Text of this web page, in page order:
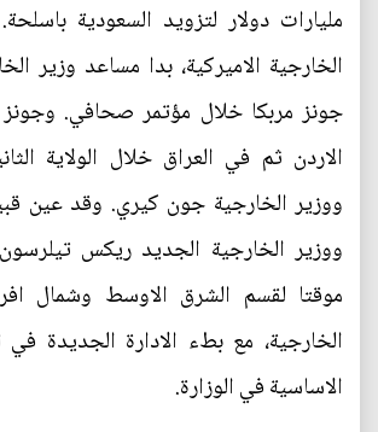
مليارات دولار لتزويد السعودية
الخارجية الاميركية، بدا مساعد وزير
جونز مربكا خلال مؤتمر صحافي.
الاردن ثم في العراق خلال الولاية
ووزير الخارجية جون كيري. وقد عين
ووزير الخارجية الجديد ريكس
موقتا لقسم الشرق الاوسط وشمال
الخارجية، مع بطء الادارة الجديدة
الاساسية في الوزارة.